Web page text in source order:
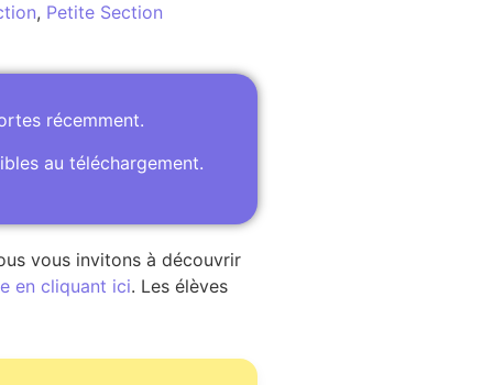
, Petite Section
récemment.
au téléchargement.
vous invitons à découvrir
en cliquant ici. Les élèves